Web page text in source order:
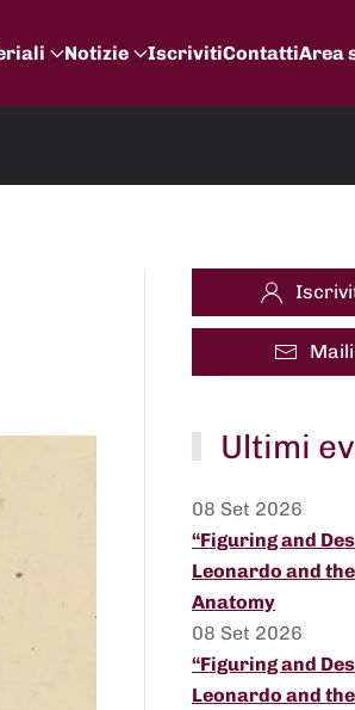
Notizie IscrivitiContattiArea
Ultimi
08 Set 2026
“Figuring and
Leonardo and
Anatomy
08 Set 2026
“Figuring and
Leonardo and